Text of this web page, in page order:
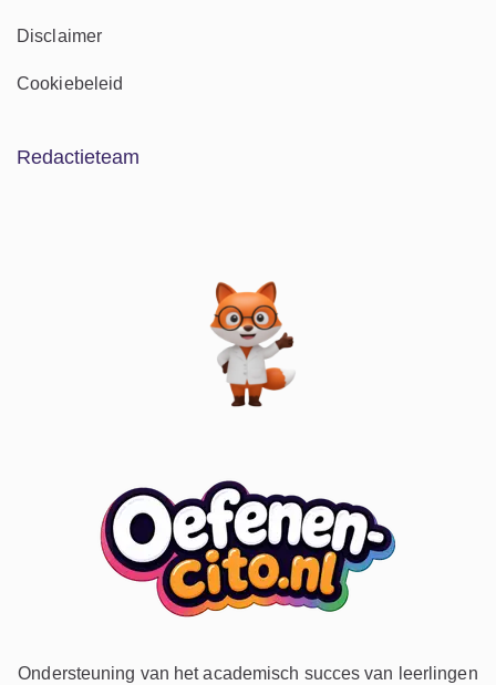
Ondersteuning van het academisch succes van leerlingen
Disclaimer
Cookiebeleid
Redactieteam